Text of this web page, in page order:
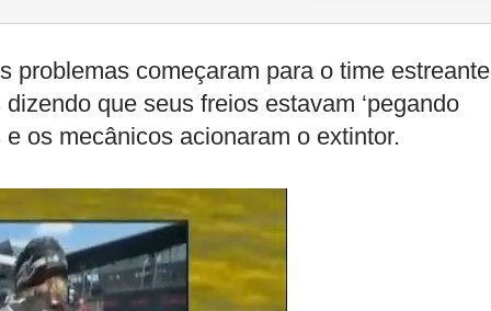
problemas começaram para o time estreante
que seus freios estavam ‘pegando
os mecânicos acionaram o extintor.